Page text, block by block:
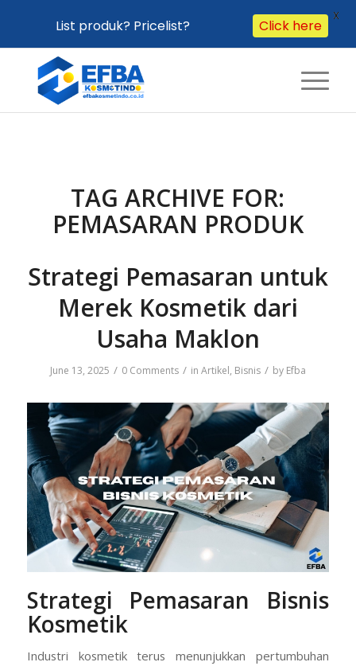
TAG ARCHIVE FOR:
PEMASARAN PRODUK
Strategi Pemasaran untuk
Merek Kosmetik dari
Usaha Maklon
June 13, 2025 / 0 Comments / in Artikel, Bisnis / by Efba
Strategi Pemasaran Bisnis
Kosmetik
Industri kosmetik terus menunjukkan pertumbuhan
List produk? Pricelist? Click here
X